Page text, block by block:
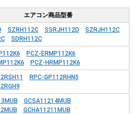
エアコン商品型番
SZRH112C SSRJH112D
SZRJH112C
SDRH112C
PCZ-ERMP112K6
PCZ-HRMP112K6
RPC-GP112RHN5
GCSA11214MUB
GCHA11211MUB